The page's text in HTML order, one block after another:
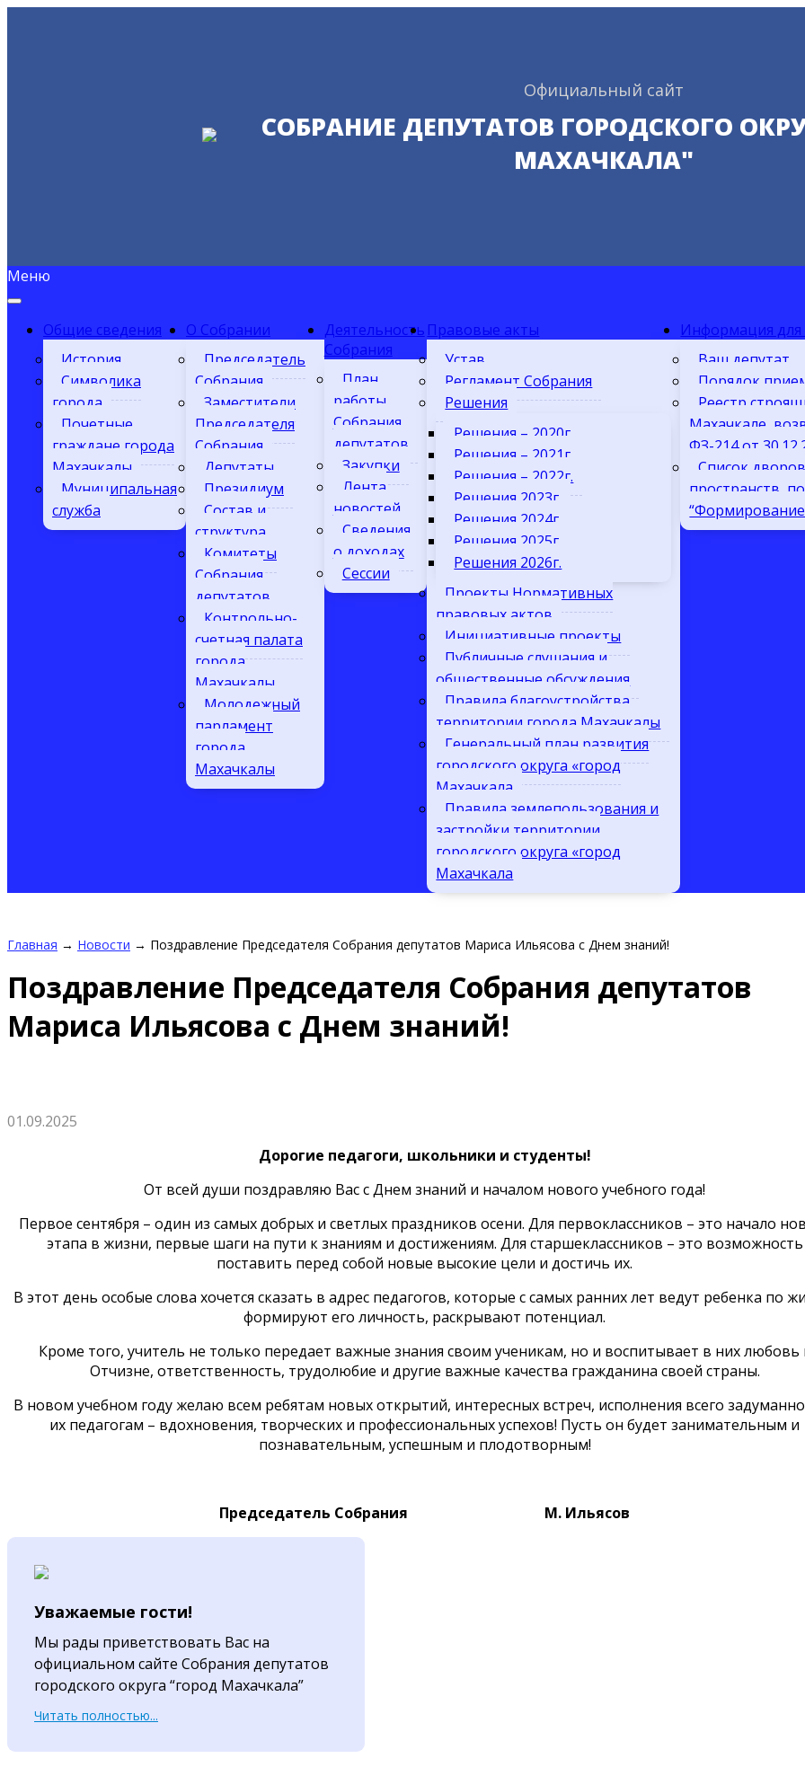
Официальный сайт
СОБРАНИЕ ДЕПУТАТОВ ГОРОДСКОГО
МАХАЧКАЛА"
Меню
Общие сведения
История
Символика
города
Почетные
граждане города
Махачкалы
Муниципальная
служба
О Собрании
Председатель
Собрания
Заместители
Председателя
Собрания
Депутаты
Президиум
Состав и
структура
Комитеты
Собрания
депутатов
Контрольно-
счетная палата
города
Махачкалы
Молодежный
парламент
города
Махачкалы
Деятельность
Собрания
План
работы
Собрания
депутатов
Закупки
Лента
новостей
Сведения
о доходах
Сессии
Правовые акты
Устав
Регламент Собрания
Решения
Решения – 2020г.
Решения – 2021г.
Решения – 2022г.
Решения 2023г.
Решения 2024г.
Решения 2025г.
Решения 2026г.
Проекты Нормативных
правовых актов
Инициативные проекты
Публичные слушания и
общественные обсуждения
Правила благоустройства
территории города Махачкалы
Генеральный план развития
городского округа «город
Махачкала
Правила землепользования и
застройки территории
городского округа «город
Махачкала
Информация для
Ваш депутат
Порядок
Реестр
Махачкале,
ФЗ-214 от
Список
пространств,
Главная → Новости → Поздравление Председателя Собрания депутатов Мариса Ильясова с Днем знаний!
Поздравление Председателя Собрания депутатов
Мариса Ильясова с Днем знаний!
01.09.2025
Дорогие педагоги, школьники и студенты!
От всей души поздравляю Вас с Днем знаний и началом нового учебного года!
Первое сентября – один из самых добрых и светлых праздников осени. Для первоклассников – это начало
этапа в жизни, первые шаги на пути к знаниям и достижениям. Для старшеклассников – это возможность
поставить перед собой новые высокие цели и достичь их.
В этот день особые слова хочется сказать в адрес педагогов, которые с самых ранних лет ведут ребенка по
формируют его личность, раскрывают потенциал.
Кроме того, учитель не только передает важные знания своим ученикам, но и воспитывает в них любовь
Отчизне, ответственность, трудолюбие и другие важные качества гражданина своей страны.
В новом учебном году желаю всем ребятам новых открытий, интересных встреч, исполнения всего
их педагогам – вдохновения, творческих и профессиональных успехов! Пусть он будет занимательным и
познавательным, успешным и плодотворным!
Председатель Собрания М. Ильясов
Уважаемые гости!
Мы рады приветствовать Вас на
официальном сайте Собрания депутатов
городского округа “город Махачкала”
Читать полностью...